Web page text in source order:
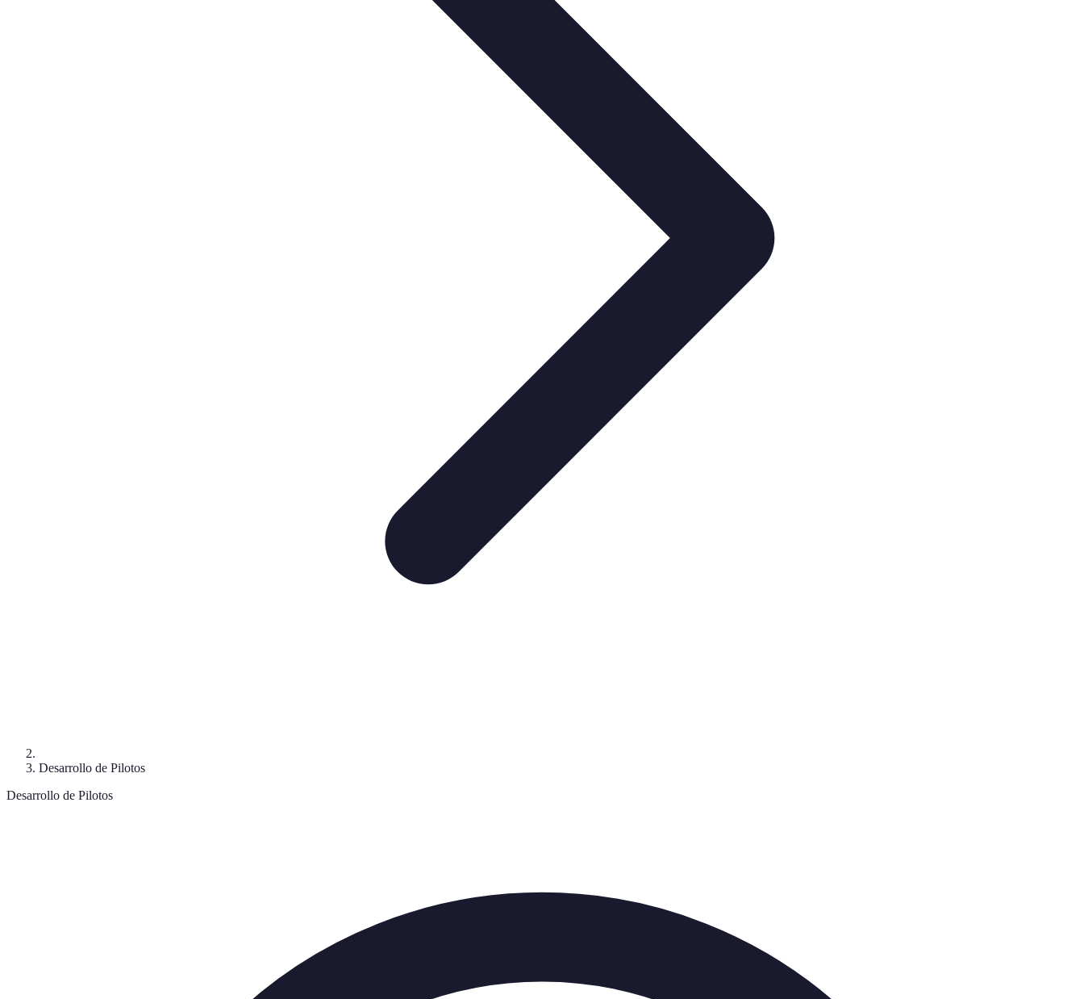
Desarrollo de Pilotos
Desarrollo de Pilotos